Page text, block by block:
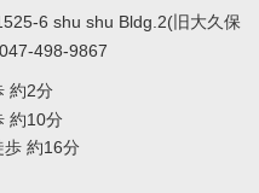
6 shu shu Bldg.2(旧大久保
498-9867
約2分
約10分
歩 約16分